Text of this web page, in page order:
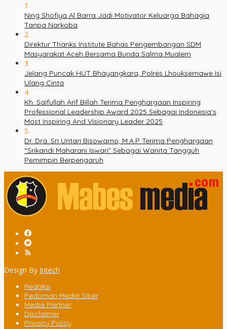
1
Ning Shofiya Al Barra Jadi Motivator Keluarga Bahagia
Tanpa Narkoba
2
Direktur Thanks Institute Bahas Pengembangan SDM
Masyarakat Aceh Bersama Bunda Salma Mualem
3
Jelang Puncak HUT Bhayangkara, Polres Lhouksemawe Isi
Ulang Cinta
4
Kh. Saifullah Arif Billah Terima Penghargaan Inspiring
Professional Leadership Award 2025 Sebagai Indonesia’s
Most Inspiring And Visionary Leader 2025
5
Dr. Dra. Sri Untari Bisowarno, M.A.P Terima Penghargaan
“Srikandi Maharani Iswari” Sebagai Wanita Tangguh
Pemimpin Berpengaruh
Design By Intech
Redaksi
Pedoman Media Siber
Media Partner
Disclaimer
Privacy Policy